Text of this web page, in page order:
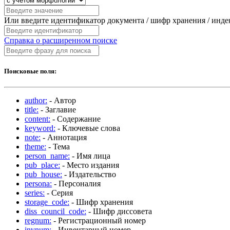
Или введите идентификатор документа / шифр хранения /
Справка о расширенном поиске
Поисковые поля:
author: - Автор
title: - Заглавие
content: - Содержание
keyword: - Ключевые слова
note: - Аннотация
theme: - Тема
person_name: - Имя лица
pub_place: - Место издания
pub_house: - Издательство
persona: - Персоналия
series: - Серия
storage_code: - Шифр хранения
diss_council_code: - Шифр диссовета
regnum: - Регистрационный номер